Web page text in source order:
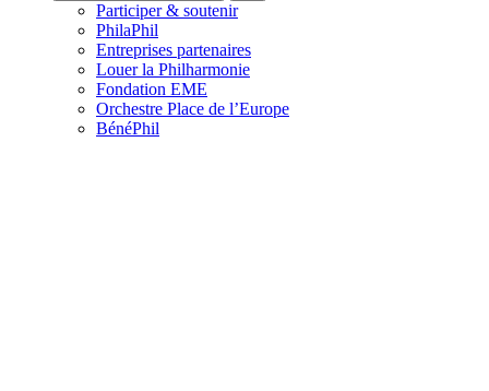
Participer & soutenir
PhilaPhil
Entreprises partenaires
Louer la Philharmonie
Fondation EME
Orchestre Place de l’Europe
BénéPhil